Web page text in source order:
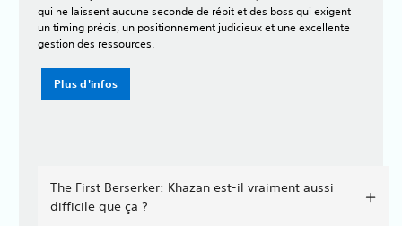
qui ne laissent aucune seconde de répit et des boss qui exigent
un timing précis, un positionnement judicieux et une excellente
gestion des ressources.
Plus d'infos
The First Berserker: Khazan est-il vraiment aussi
difficile que ça ?